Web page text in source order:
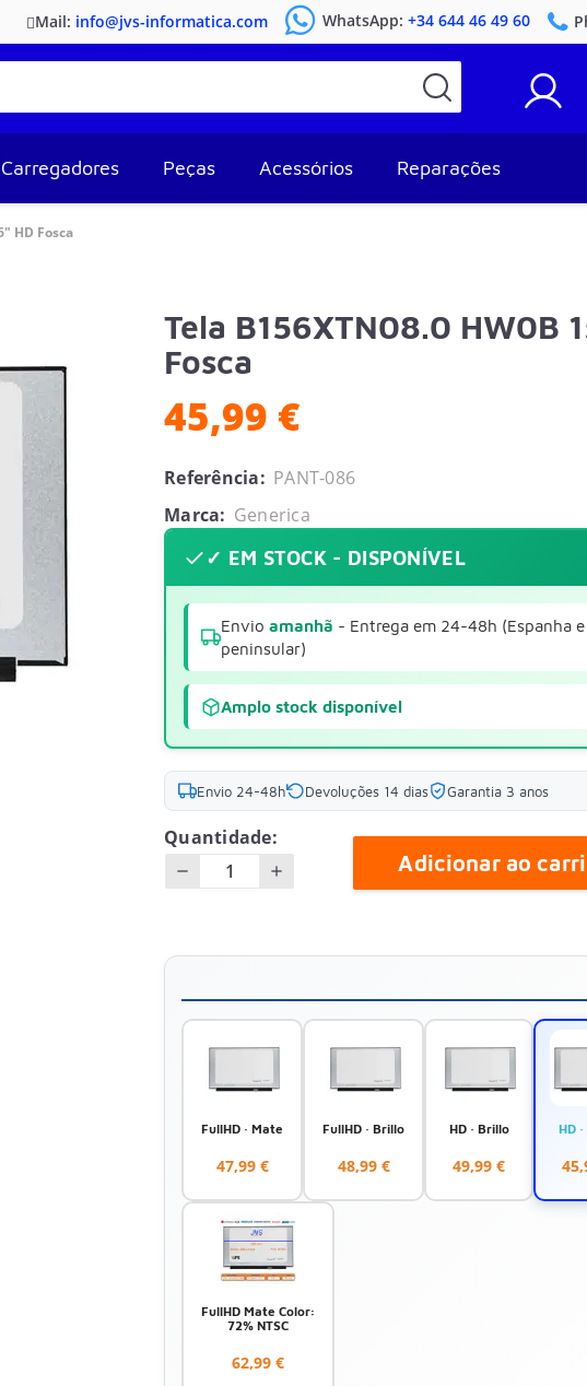
Mail: info@jvs-informatica.com WhatsApp:+34 644 46 49 60
Carregadores Peças Acessórios Reparações
HD Fosca
Tela B156XTN08.0 HW0B
Fosca
45,99 €
Referência: PANT-086
Marca: Generica
✓ EM STOCK - DISPONÍVEL
Envio amanhã - Entrega em 24-48h (Espanha
peninsular)
Amplo stock disponível
Envio 24-48h Devoluções 14 dias Garantia 3 anos
Quantidade:
Adicionar ao
FullHD · Mate
47,99 €
FullHD · Brillo
48,99 €
HD · Brillo
49,99 €
HD
FullHD Mate Color:
72% NTSC
62,99 €